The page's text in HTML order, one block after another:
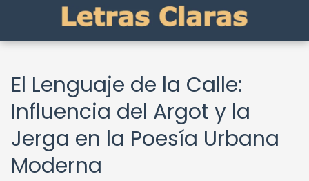
El Lenguaje de la Calle:
Influencia del Argot y la
Jerga en la Poesía Urbana
Moderna